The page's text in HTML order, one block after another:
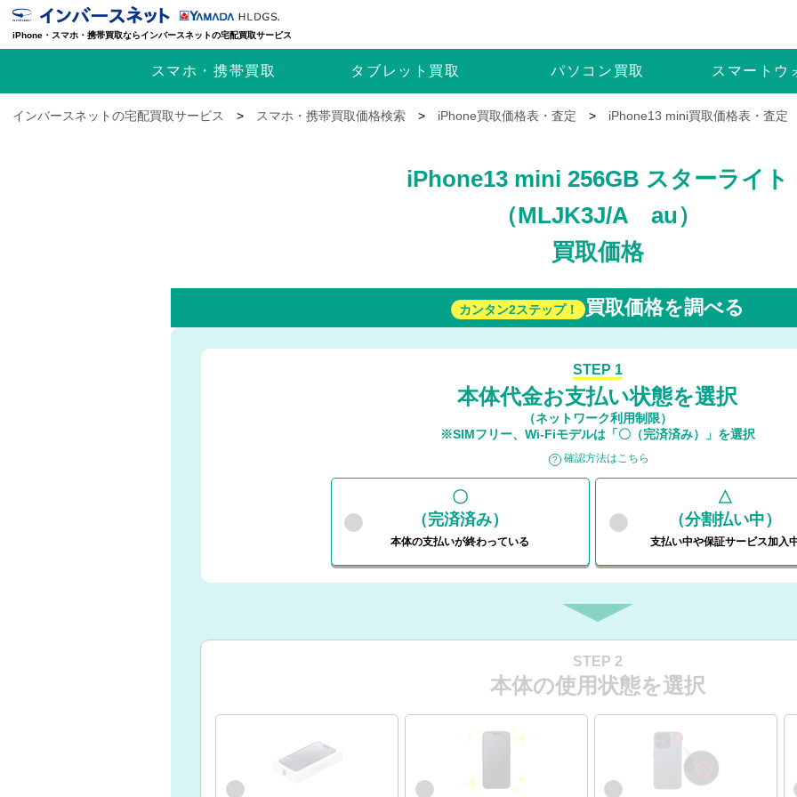
iPhone・スマホ・携帯買取ならインバースネットの宅配買取サービス
スマホ・携帯買取 タブレット 買取 パソコン 買取 スマートウ
インバースネットの宅配買取サービス > スマホ・携帯買取価格検索 > iPhone買取価格表・査定 > iPhone13 mini買取価格表・査定
iPhone13 mini 256GB スターライト
（MLJK3J/A au）
買取価格
カンタン2ステップ！ 買取価格を調べる
STEP 1
本体代金お支払い状態を選択
（ネットワーク利用制限）
※SIMフリー、Wi-Fiモデルは「〇（完済済み）」を選択
確認方法はこちら
〇
（完済済み）
本体の支払いが終わっている
△
（分割払い中）
支払い中や保証サービス加入
STEP 2
本体の使用状態を選択